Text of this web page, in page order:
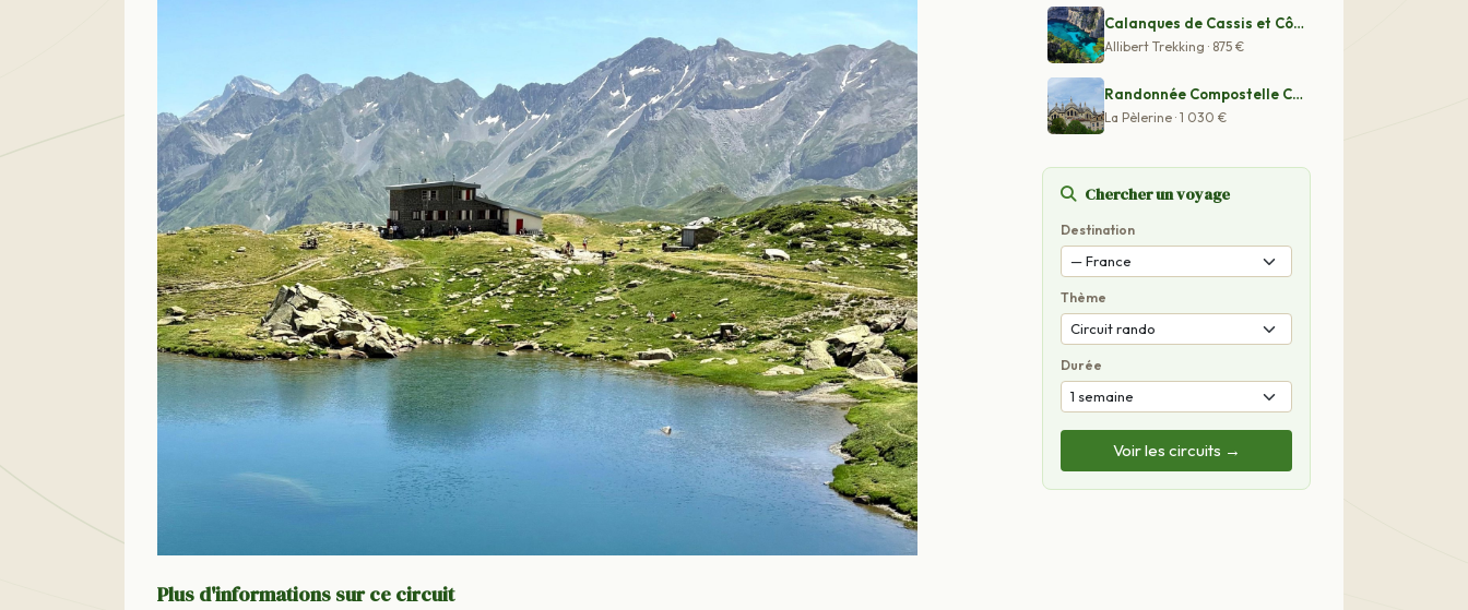
Plus d'informations sur ce circuit
Calanques de Cassis et Côte Bleue
Allibert Trekking · 875 €
Randonnée Compostelle Chemin de Vézelay de Limoges à Pé
La Pèlerine · 1 030 €
Chercher un voyage
Destination
Thème
Durée
Voir les circuits →